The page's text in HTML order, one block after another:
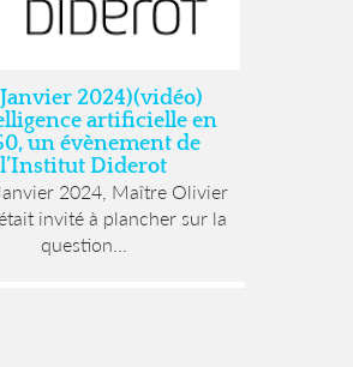
2024)(vidéo)
artificielle en
un évènement de
l’Institut Diderot
2024, Maître Olivier
invité à plancher sur la
question...